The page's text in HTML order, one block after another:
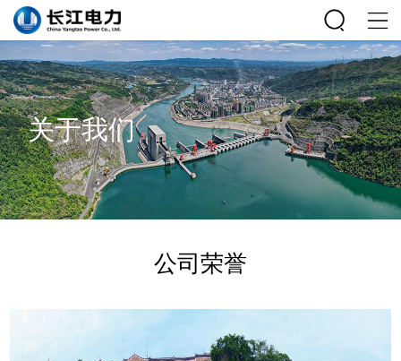
关于我们
公司荣誉